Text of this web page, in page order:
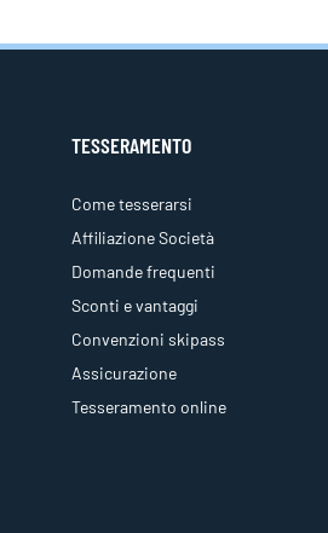
TESSERAMENTO
Come tesserarsi
Affiliazione Società
Domande frequenti
Sconti e vantaggi
Convenzioni skipass
Assicurazione
Tesseramento online